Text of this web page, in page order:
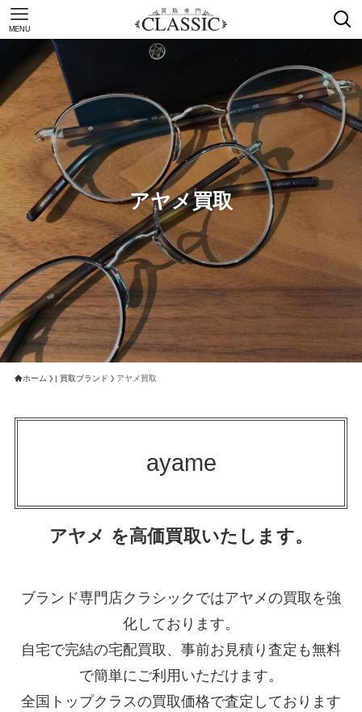
MENU
アヤメ買取
ホーム | 買取ブランド アヤメ買取
ayame
アヤメ を高価買取いたします。
ブランド専門店クラシックではアヤメの買取を強
化しております。
自宅で完結の宅配買取、事前お見積り査定も無料
で簡単にご利用いただけます。
全国トップクラスの買取価格で査定しております